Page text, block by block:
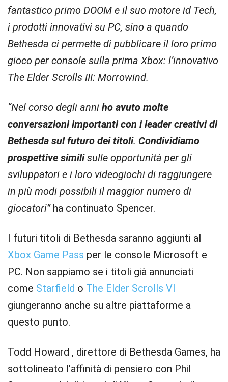
fantastico primo DOOM e il suo motore id Tech,
i prodotti innovativi su PC, sino a quando
Bethesda ci permette di pubblicare il loro primo
gioco per console sulla prima Xbox: l’innovativo
The Elder Scrolls III: Morrowind.
“Nel corso degli anni ho avuto molte
conversazioni importanti con i leader creativi di
Bethesda sul futuro dei titoli. Condividiamo
prospettive similisulle opportunità per gli
sviluppatori e i loro videogiochi di raggiungere
in più modi possibili il maggior numero di
giocatori”ha continuato Spencer.
I futuri titoli di Bethesda saranno aggiunti al
Xbox Game Pass per le console Microsoft e
PC. Non sappiamo se i titoli già annunciati
come Starfield o The Elder Scrolls VI
giungeranno anche su altre piattaforme a
questo punto.
Todd Howard , direttore di Bethesda Games, ha
sottolineato l’affinità di pensiero con Phil